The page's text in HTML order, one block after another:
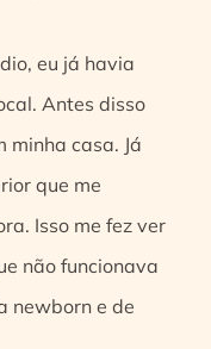
eu já havia
Antes disso
minha casa. Já
que me
Isso me fez ver
não funcionava
newborn e de